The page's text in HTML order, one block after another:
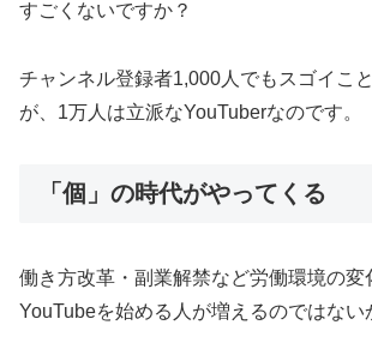
すごくないですか？
チャンネル登録者1,000人でもスゴイこ
が、1万人は立派なYouTuberなのです。
「個」の時代がやってくる
働き方改革・副業解禁など労働環境の変
YouTubeを始める人が増えるのではない